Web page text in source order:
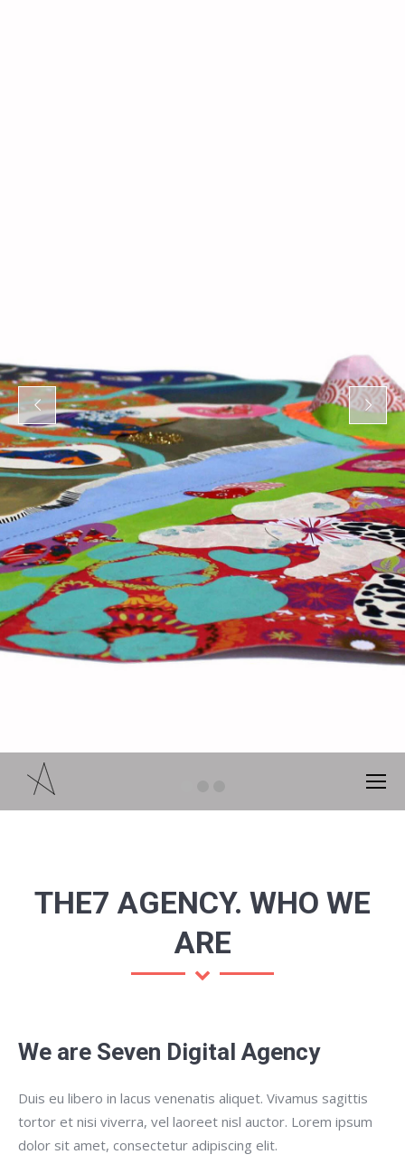
THE7 AGENCY. WHO WE
ARE
We are Seven Digital Agency
Duis eu libero in lacus venenatis aliquet. Vivamus sagittis
tortor et nisi viverra, vel laoreet nisl auctor. Lorem ipsum
dolor sit amet, consectetur adipiscing elit.